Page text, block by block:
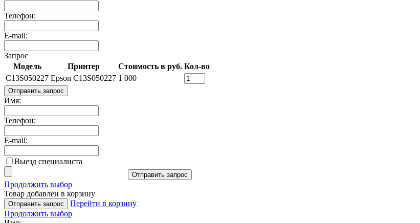
Телефон:
E-mail:
Запрос
Модель
Принтер Стоимость в руб. Кол-во
C13S050227 Epson C13S050227 1 000
Отправить запрос
Имя:
Телефон:
E-mail:
Выезд специалиста
Отправить запрос
Продолжить выбор
Товар добавлен в корзину
Отправить запрос
Перейти в корзину
Продолжить выбор